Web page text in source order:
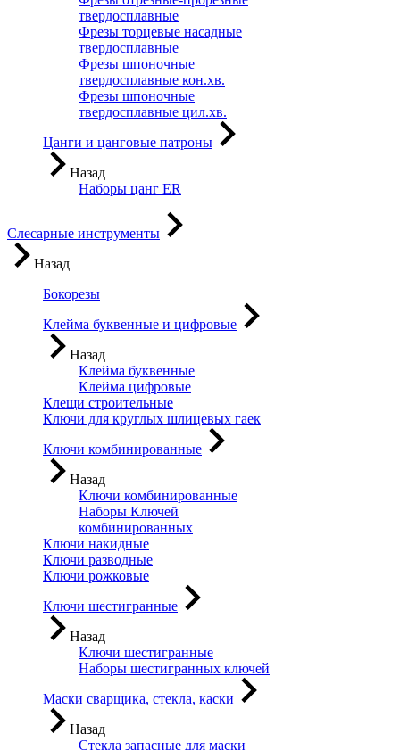
твердосплавные
Фрезы торцевые насадные
твердосплавные
Фрезы шпоночные
твердосплавные кон.хв.
Фрезы шпоночные
твердосплавные цил.хв.
Цанги и цанговые патроны
Назад
Наборы цанг ER
Слесарные инструменты
Назад
Бокорезы
Клейма буквенные и цифровые
Назад
Клейма буквенные
Клейма цифровые
Клещи строительные
Ключи для круглых шлицевых гаек
Ключи комбинированные
Назад
Ключи комбинированные
Наборы Ключей
комбинированных
Ключи накидные
Ключи разводные
Ключи рожковые
Ключи шестигранные
Назад
Ключи шестигранные
Наборы шестигранных ключей
Маски сварщика, стекла, каски
Назад
Стекла запасные для маски